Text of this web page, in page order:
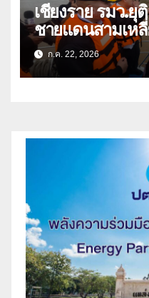
เชียงราย รมว.ยุ
ชายแดนสามเห
ลาว ผนึกกำลังส
ก.ค. 22, 2026